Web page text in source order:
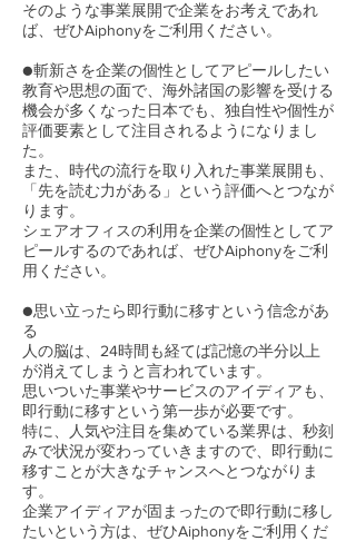
そのような事業展開で企業をお考えであれ
ば、ぜひAiphonyをご利用ください。
●斬新さを企業の個性としてアピールしたい
教育や思想の面で、海外諸国の影響を受ける
機会が多くなった日本でも、独自性や個性が
評価要素として注目されるようになりまし
た。
また、時代の流行を取り入れた事業展開も、
「先を読む力がある」という評価へとつなが
ります。
シェアオフィスの利用を企業の個性としてア
ピールするのであれば、ぜひAiphonyをご利
用ください。
●思い立ったら即行動に移すという信念があ
る
人の脳は、24時間も経てば記憶の半分以上
が消えてしまうと言われています。
思いついた事業やサービスのアイディアも、
即行動に移すという第一歩が必要です。
特に、人気や注目を集めている業界は、秒刻
みで状況が変わっていきますので、即行動に
移すことが大きなチャンスへとつながりま
す。
企業アイディアが固まったので即行動に移し
たいという方は、ぜひAiphonyをご利用くだ